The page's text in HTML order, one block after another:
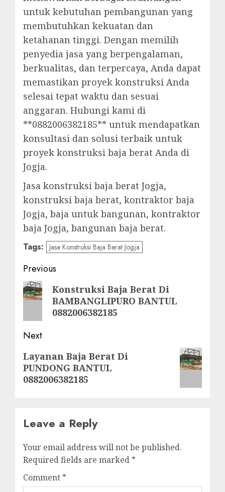
untuk kebutuhan pembangunan yang
membutuhkan kekuatan dan
ketahanan tinggi. Dengan memilih
penyedia jasa yang berpengalaman,
berkualitas, dan terpercaya, Anda dapat
memastikan proyek konstruksi Anda
selesai tepat waktu dan sesuai
anggaran. Hubungi kami di
**0882006382185** untuk mendapatkan
konsultasi dan solusi terbaik untuk
proyek konstruksi baja berat Anda di
Jogja.
Jasa konstruksi baja berat Jogja,
konstruksi baja berat, kontraktor baja
Jogja, baja untuk bangunan, kontraktor
baja Jogja, bangunan baja berat.
Tags: Jasa Konstruksi Baja Berat Jogja
Post
navigation
Previous
Previous
post:
Konstruksi Baja Berat Di
BAMBANGLIPURO BANTUL
0882006382185
Next
Next
post:
Layanan Baja Berat Di
PUNDONG BANTUL
0882006382185
Leave a Reply
Your email address will not be published.
Required fields are marked *
Comment *